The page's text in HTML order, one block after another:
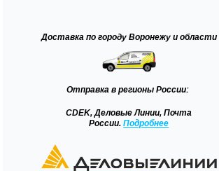
Доставкапо городу Воронежу и области
Отправка в регионы России:
CDEK, Деловые Линии, Почта
России.Подробнее